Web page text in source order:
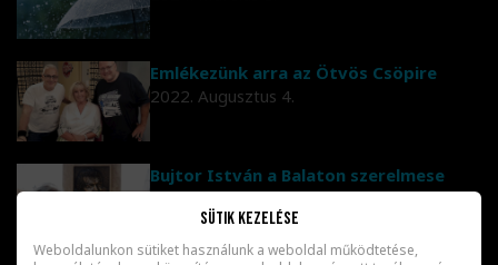
Emlékezünk arra az Ötvös Csöpire
2022. Augusztus 4.
Bujtor István a Balaton szerelmese
volt
2022. Július 2.
Sütik kezelése
Weboldalunkon sütiket használunk a weboldal működtetése,